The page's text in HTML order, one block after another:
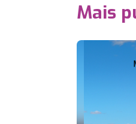
Mais